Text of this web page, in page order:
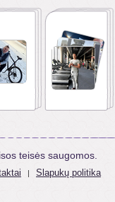
teisės saugomos.
| Slapukų politika